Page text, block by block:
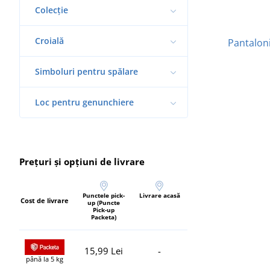
Colecție
Croială
Simboluri pentru spălare
Loc pentru genunchiere
Prețuri și opțiuni de livrare
Cost de livrare
Punctele pick-
up (Puncte
Pick-up
Packeta)
Livrare acasă
până la 5 kg
15,99 Lei -